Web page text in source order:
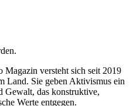
Magazin versteht sich seit 2019
Land. Sie geben Aktivismus ein
Gewalt, das konstruktive,
Werte entgegen.